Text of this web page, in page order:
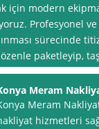
için modern
Profesyonel
sürecinde
özenle paketleyip,
Meram
Meram
hizmetleri